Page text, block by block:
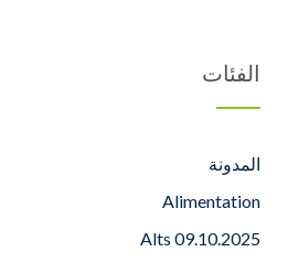
الفئات
المدونة
Alimentation
Alts 09.10.2025